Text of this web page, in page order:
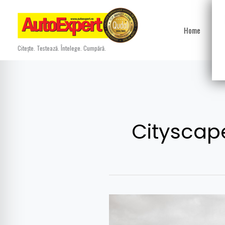
content
Citește. Testează. Întelege. Cumpără.
Home